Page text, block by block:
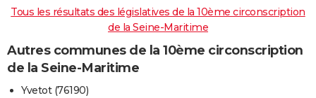
Tous les résultats des législatives de la 10ème circonscription
de la Seine-Maritime
Autres communes de la 10ème circonscription
de la Seine-Maritime
Yvetot (76190)